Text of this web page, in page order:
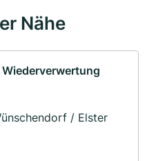
Nähe
/ Elster